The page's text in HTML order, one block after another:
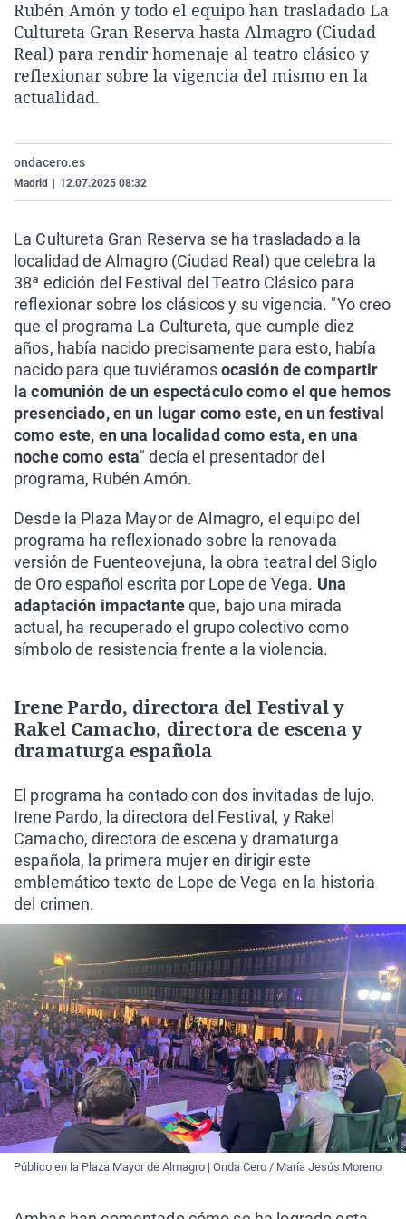
La rosa de los vientos
Gente viajera
Como el perro y el
Caso
Retornados
Equipo de
Extremadura
Galicia
La Rioja
País Vasco
Virales
Televisión
Elecciones
Rubén Amón y todo el equipo han trasladado La
Cultureta Gran Reserva hasta Almagro (Ciudad
Real) para rendir homenaje al teatro clásico y
reflexionar sobre la vigencia del mismo en la
actualidad.
ondacero.es
Madrid 12.07.2025 08:32
La Cultureta Gran Reserva se ha trasladado a la
localidad de Almagro (Ciudad Real) que celebra la
38ª edición del Festival del Teatro Clásico para
reflexionar sobre los clásicos y su vigencia. "Yo creo
que el programa La Cultureta, que cumple diez
años, había nacido precisamente para esto, había
nacido para que tuviéramosocasión de compartir
la comunión de un espectáculo como el que hemos
presenciado, en un lugar como este, en un festival
como este, en una localidad como esta, en una
noche como esta" decía el presentador del
programa, Rubén Amón.
Desde la Plaza Mayor de Almagro, el equipo del
programa ha reflexionado sobre la renovada
versión de Fuenteovejuna, la obra teatral del Siglo
de Oro español escrita por Lope de Vega. Una
adaptación impactanteque, bajo una mirada
actual, ha recuperado el grupo colectivo como
símbolo de resistencia frente a la violencia.
Irene Pardo, directora del Festival y
Rakel Camacho, directora de escena y
dramaturga española
El programa ha contado con dos invitadas de lujo.
Irene Pardo, la directora del Festival, y Rakel
Camacho, directora de escena y dramaturga
española, la primera mujer en dirigir este
emblemático texto de Lope de Vega en la historia
del crimen.
Público en la Plaza Mayor de Almagro | Onda Cero / María Jesús Moreno